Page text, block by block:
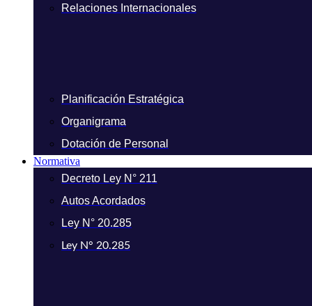
Relaciones Internacionales
Planificación Estratégica
Organigrama
Dotación de Personal
Normativa
Decreto Ley N° 211
Autos Acordados
Ley N° 20.285
Ley N° 20.285